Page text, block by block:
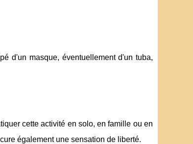
d'un masque, éventuellement d'un tuba,
cette activité en solo, en famille ou en
également une sensation de liberté.